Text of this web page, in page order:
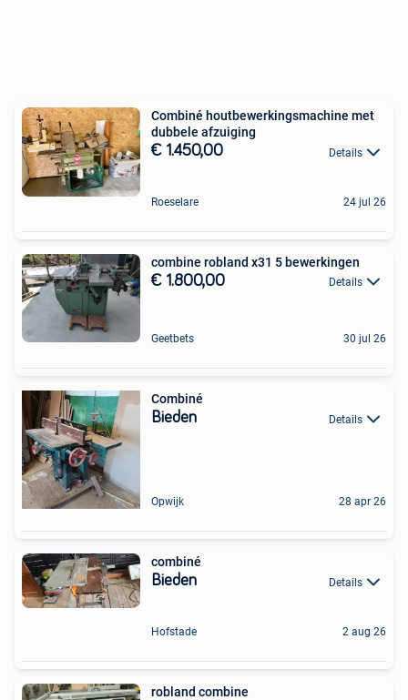
Combiné houtbewerkingsmachine met
dubbele afzuiging
€ 1.450,00 Details
Roeselare 24 jul 26
combine robland x31 5 bewerkingen
€ 1.800,00 Details
Geetbets 30 jul 26
Combiné
Bieden Details
Opwijk 28 apr 26
combiné
Bieden Details
Hofstade 2 aug 26
robland combine